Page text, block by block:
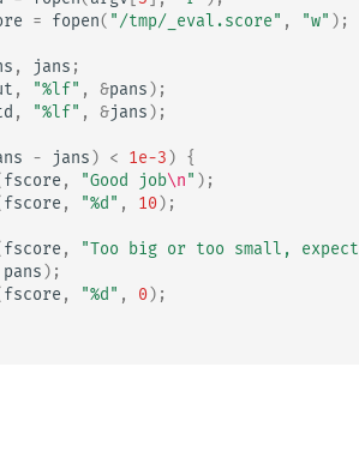
= fopen( "/tmp/_eval.score" , "w" );
, jans ;
, "%lf" , &pans);
, "%lf" , &jans);
- jans) < 1e-3) {
fscore , "Good job\n" );
fscore , "%d" , 10);
fscore ,
"Too big or too small,
pans);
fscore , "%d" , 0);